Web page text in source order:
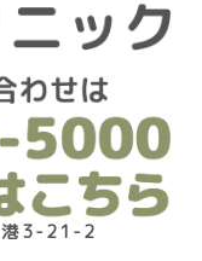
港3-21-2